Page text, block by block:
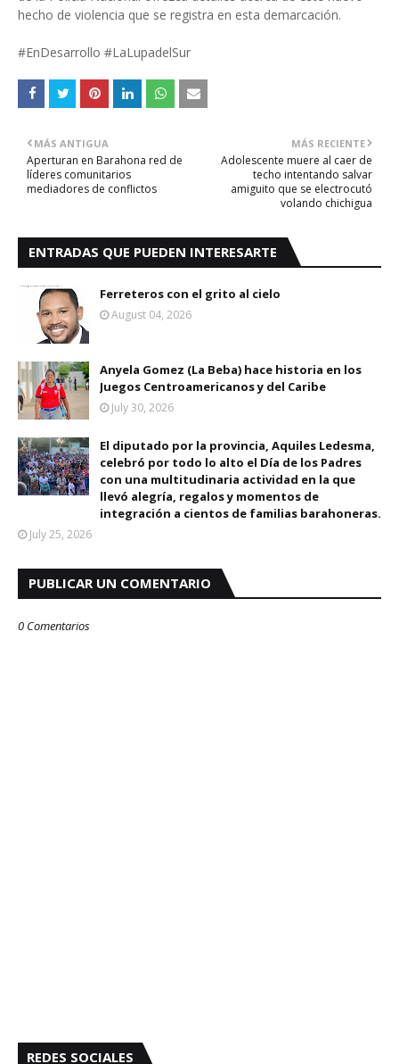
hecho de violencia que se registra en esta demarcación.
#EnDesarrollo #LaLupadelSur
MÁS RECIENTE
Adolescente muere al caer de
techo intentando salvar
amiguito que se electrocutó
volando chichigua
MÁS ANTIGUA
Aperturan en Barahona red de
líderes comunitarios
mediadores de conflictos
ENTRADAS QUE PUEDEN INTERESARTE
Ferreteros con el grito al cielo
August 04, 2026
Anyela Gomez (La Beba) hace historia en los
Juegos Centroamericanos y del Caribe
July 30, 2026
El diputado por la provincia, Aquiles Ledesma,
celebró por todo lo alto el Día de los Padres
con una multitudinaria actividad en la que
llevó alegría, regalos y momentos de
integración a cientos de familias barahoneras.
July 25, 2026
PUBLICAR UN COMENTARIO
0 Comentarios
REDES SOCIALES